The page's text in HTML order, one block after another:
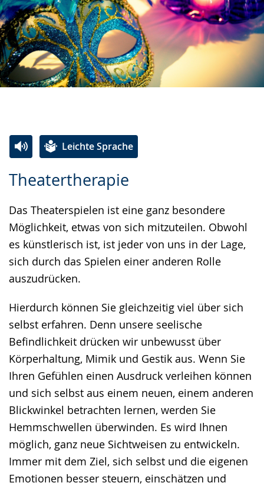
Theatertherapie
Das Theaterspielen ist eine ganz besondere
Möglichkeit, etwas von sich mitzuteilen. Obwohl
es künstlerisch ist, ist jeder von uns in der Lage,
sich durch das Spielen einer anderen Rolle
auszudrücken.
Hierdurch können Sie gleichzeitig viel über sich
selbst erfahren. Denn unsere seelische
Befindlichkeit drücken wir unbewusst über
Körperhaltung, Mimik und Gestik aus. Wenn Sie
Ihren Gefühlen einen Ausdruck verleihen können
und sich selbst aus einem neuen, einem anderen
Blickwinkel betrachten lernen, werden Sie
Hemmschwellen überwinden. Es wird Ihnen
möglich, ganz neue Sichtweisen zu entwickeln.
Immer mit dem Ziel, sich selbst und die eigenen
Emotionen besser steuern, einschätzen und
Leichte Sprache
Leichten
wechseln.
Audio-
Video
Deutscher
Gebärdensprache
wird
angezeigt.